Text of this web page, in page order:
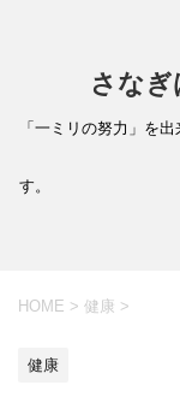
さな
「一ミリの努力」を
[広告] 当サイ
HOME > 健康 >
健康